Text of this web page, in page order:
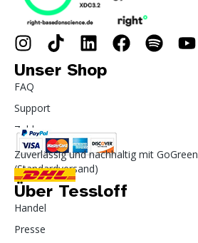
Unser Shop
FAQ
Support
Zahlung
Zuverlässig und nachhaltig mit GoGreen
(Standardversand)
Über Tessloff
Handel
Presse